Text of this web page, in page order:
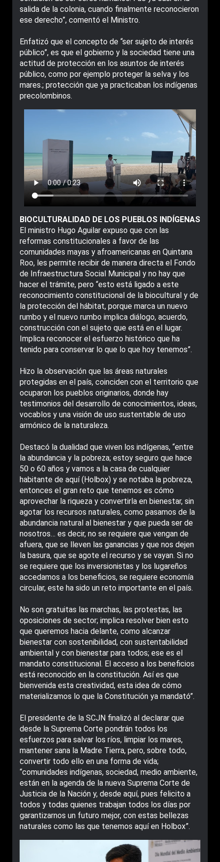
salida de la colonia, cuando finalmente reconocieron
ese derecho”, comentó el Ministro.
Enfatizó que el concepto de “ser sujeto de interés
público”, es que el gobierno y la sociedad tiene una
actitud de protección en los asuntos de interés
público, como por ejemplo proteger la selva y los
mares.; protección que ya practicaban los indígenas
precolombinos.
BIOCULTURALIDAD DE LOS PUEBLOS INDÍGENAS
El ministro Hugo Aguilar expuso que con las
reformas constitucionales a favor de las
comunidades mayas y afroamericanas en Quintana
Roo, les permite recibir de manera directa el Fondo
de Infraestructura Social Municipal y no hay que
hacer el trámite, pero “esto está ligado a este
reconocimiento constitucional de la biocultural y de
la protección del hábitat, porque marca un nuevo
rumbo y el nuevo rumbo implica diálogo, acuerdo,
construcción con el sujeto que está en el lugar.
Implica reconocer el esfuerzo histórico que ha
tenido para conservar lo que lo que hoy tenemos”.
Hizo la observación que las áreas naturales
protegidas en el país, coinciden con el territorio que
ocuparon los pueblos originarios, donde hay
testimonios del desarrollo de conocimientos, ideas,
vocablos y una visión de uso sustentable de uso
armónico de la naturaleza.
Destacó la dualidad que viven los indígenas, “entre
la abundancia y la pobreza; estoy seguro que hace
50 o 60 años y vamos a la casa de cualquier
habitante de aquí (Holbox) y se notaba la pobreza,
entonces el gran reto que tenemos es cómo
aprovechar la riqueza y convertirla en bienestar, sin
agotar los recursos naturales, como pasamos de la
abundancia natural al bienestar y que pueda ser de
nosotros… es decir, no se requiere que vengan de
afuera, que se lleven las ganancias y que nos dejen
la basura, que se agote el recurso y se vayan. Si no
se requiere que los inversionistas y los lugareños
accedamos a los beneficios, se requiere economía
circular, este ha sido un reto importante en el país.
No son gratuitas las marchas, las protestas, las
oposiciones de sector; implica resolver bien esto
que queremos hacia delante, como alcanzar
bienestar con sostenibilidad, con sustentabilidad
ambiental y con bienestar para todos; ese es el
mandato constitucional. El acceso a los beneficios
está reconocido en la constitución. Así es que
bienvenida esta creatividad, esta idea de cómo
materializamos lo que la Constitución ya mandató”.
El presidente de la SCJN finalizó al declarar que
desde la Suprema Corte pondrán todos los
esfuerzos para salvar los ríos, limpiar los mares,
mantener sana la Madre Tierra, pero, sobre todo,
convertir todo ello en una forma de vida;
“comunidades indígenas, sociedad, medio ambiente,
están en la agenda de la nueva Suprema Corte de
Justicia de la Nación y, desde aquí, pues felicito a
todos y todas quienes trabajan todos los días por
garantizarnos un futuro mejor, con estas bellezas
naturales como las que tenemos aquí en Holbox”.